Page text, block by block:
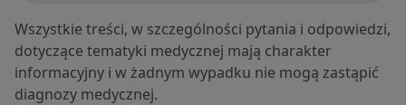
Wszystkie treści, w szczególności pytania i odpowiedzi,
dotyczące tematyki medycznej mają charakter
informacyjny i w żadnym wypadku nie mogą zastąpić
diagnozy medycznej.